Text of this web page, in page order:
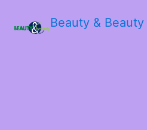
Beauty & Beauty